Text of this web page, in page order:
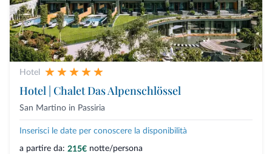
Hotel
Hotel | Chalet Das Alpenschlössel
San Martino in Passiria
Inserisci le date per conoscere la disponibilità
a partire da: 215€ notte/persona